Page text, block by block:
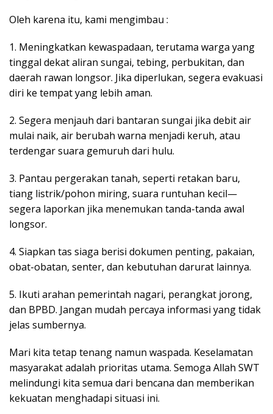
Oleh karena itu, kami mengimbau :
1. Meningkatkan kewaspadaan, terutama warga yang
tinggal dekat aliran sungai, tebing, perbukitan, dan
daerah rawan longsor. Jika diperlukan, segera evakuasi
diri ke tempat yang lebih aman.
2. Segera menjauh dari bantaran sungai jika debit air
mulai naik, air berubah warna menjadi keruh, atau
terdengar suara gemuruh dari hulu.
3. Pantau pergerakan tanah, seperti retakan baru,
tiang listrik/pohon miring, suara runtuhan kecil—
segera laporkan jika menemukan tanda-tanda awal
longsor.
4. Siapkan tas siaga berisi dokumen penting, pakaian,
obat-obatan, senter, dan kebutuhan darurat lainnya.
5. Ikuti arahan pemerintah nagari, perangkat jorong,
dan BPBD. Jangan mudah percaya informasi yang tidak
jelas sumbernya.
Mari kita tetap tenang namun waspada. Keselamatan
masyarakat adalah prioritas utama. Semoga Allah SWT
melindungi kita semua dari bencana dan memberikan
kekuatan menghadapi situasi ini.